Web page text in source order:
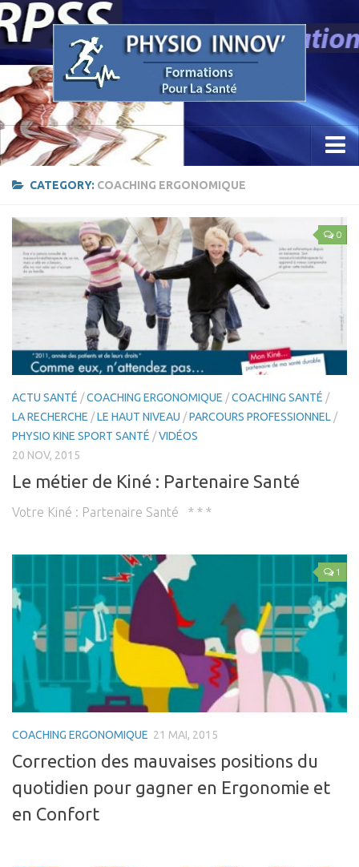
Accueil
Etude / Formation / Recherche
Parcours Professionnel
La Recherche
Sciences Physio Sport Santé
Appareillage & PhysioKine Sport Santé
Les Formations
Post-Grades / E-learning
Thérapie manuelle
Structurel
Fonctionnel
Tissulaire
Neuro-Méningée
Techniques Réflexes
Technique d’Inhibition (Jones)
Trigers points
CATEGORY: COACHING ERGONOMIQUE
0
ACTU SANTÉ /COACHING ERGONOMIQUE /COACHING SANTÉ /
LA RECHERCHE /LE HAUT NIVEAU /PARCOURS PROFESSIONNEL /
PHYSIO KINE SPORT SANTÉ /VIDÉOS
20 NOV, 2015
Le métier de Kiné : Partenaire Santé
Votre Kiné : Partenaire Santé * * *
1
COACHING ERGONOMIQUE 21 MAI, 2015
Correction des mauvaises positions du
quotidien pour gagner en Ergonomie et
en Confort